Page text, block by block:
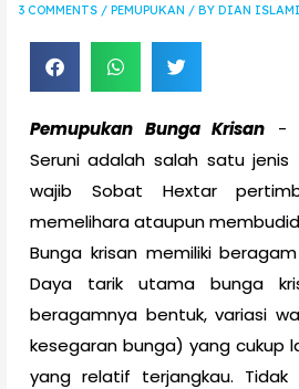
3 COMMENTS / PEMUPUKAN / BY DIAN
Pemupukan Bunga Krisan -
Seruni adalah salah satu
wajib Sobat Hextar
memelihara ataupun
Bunga krisan memiliki
Daya tarik utama bunga
beragamnya bentuk, variasi
kesegaran bunga) yang cukup
yang relatif terjangkau. Tidak